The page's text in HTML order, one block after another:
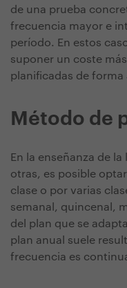
de una prueba
frecuencia mayor e
período. En estos
suponer un coste
planificadas de forma
Método de
En la enseñanza de
otras, es posible
clase o por varias
semanal, quincenal,
del plan que se
plan anual suele
frecuencia es